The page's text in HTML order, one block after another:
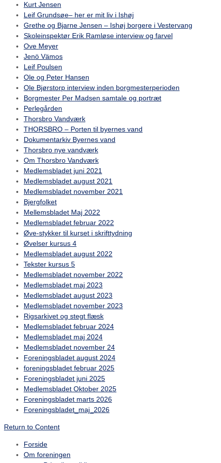
Kurt Jensen
Leif Grundsøe– her er mit liv i Ishøj
Grethe og Bjarne Jensen – Ishøj borgere i Vestervang
Skoleinspektør Erik Ramløse interview og farvel
Ove Meyer
Jenö Vämos
Leif Poulsen
Ole og Peter Hansen
Ole Bjørstorp interview inden borgmesterperioden
Borgmester Per Madsen samtale og portræt
Perlegården
Thorsbro Vandværk
THORSBRO – Porten til byernes vand
Dokumentarkiv Byernes vand
Thorsbro nye vandværk
Om Thorsbro Vandværk
Medlemsbladet juni 2021
Medlemsbladet august 2021
Medlemsbladet november 2021
Bjergfolket
Mellemsbladet Maj 2022
Medlemsbladet februar 2022
Øve-stykker til kurset i skrifttydning
Øvelser kursus 4
Medlemsbladet august 2022
Tekster kursus 5
Medlemsbladet november 2022
Medlemsbladet maj 2023
Medlemsbladet august 2023
Medlemsbladet november 2023
Rigsarkivet og stegt flæsk
Medlemsbladet februar 2024
Medlemsbladet maj 2024
Medlemsbladet november 24
Foreningsbladet august 2024
foreningsbladet februar 2025
Foreningsbladet juni 2025
Medlemsbladet Oktober 2025
Foreningsbladet marts 2026
Foreningsbladet_maj_2026
Return to Content
Forside
Om foreningen